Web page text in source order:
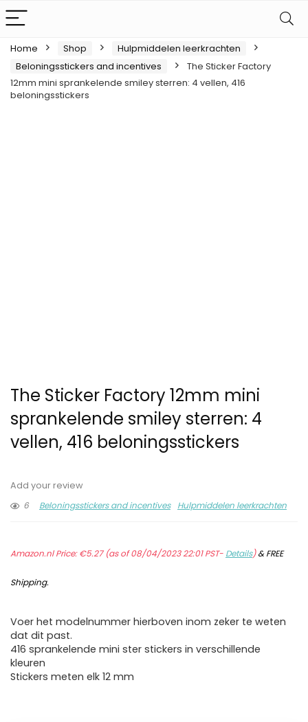
Home Shop
Hulpmiddelen leerkrachten
Beloningsstickers and incentives
The Sticker Factory
12mm mini sprankelende smiley sterren: 4 vellen, 416
beloningsstickers
The Sticker Factory 12mm mini
sprankelende smiley sterren: 4
vellen, 416 beloningsstickers
Add your review
6
Beloningsstickers and incentives Hulpmiddelen leerkrachten
Amazon.nl Price:€5.27(as of 08/04/2023 22:01 PST- Details)&FREE
Shipping.
Voer het modelnummer hierboven inom zeker te weten
dat dit past.
416 sprankelende mini ster stickers in verschillende
kleuren
Stickers meten elk 12 mm